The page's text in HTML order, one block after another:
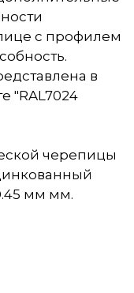
с профилем
в
"RAL7024
черепицы
мм мм.